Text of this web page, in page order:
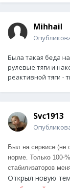
Mihhail
Была такая беда
рулевые тяги и
реактивной тяги -
Svc1913
Был на сервисе (не
норме. Только 100-
стабилизаторов
Открыл новую